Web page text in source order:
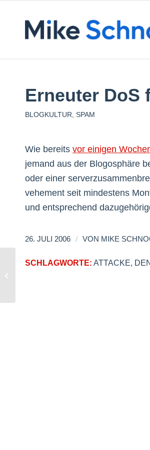
Erneuter
BLOGKULTUR SPAM
Wie bereits vor einigen
jemand aus der Blogosphäre
oder einer
vehement seit mindestens
und entsprechend
26. JULI 2006 / VON MIKE
SCHLAGWORTE: ATTACKE